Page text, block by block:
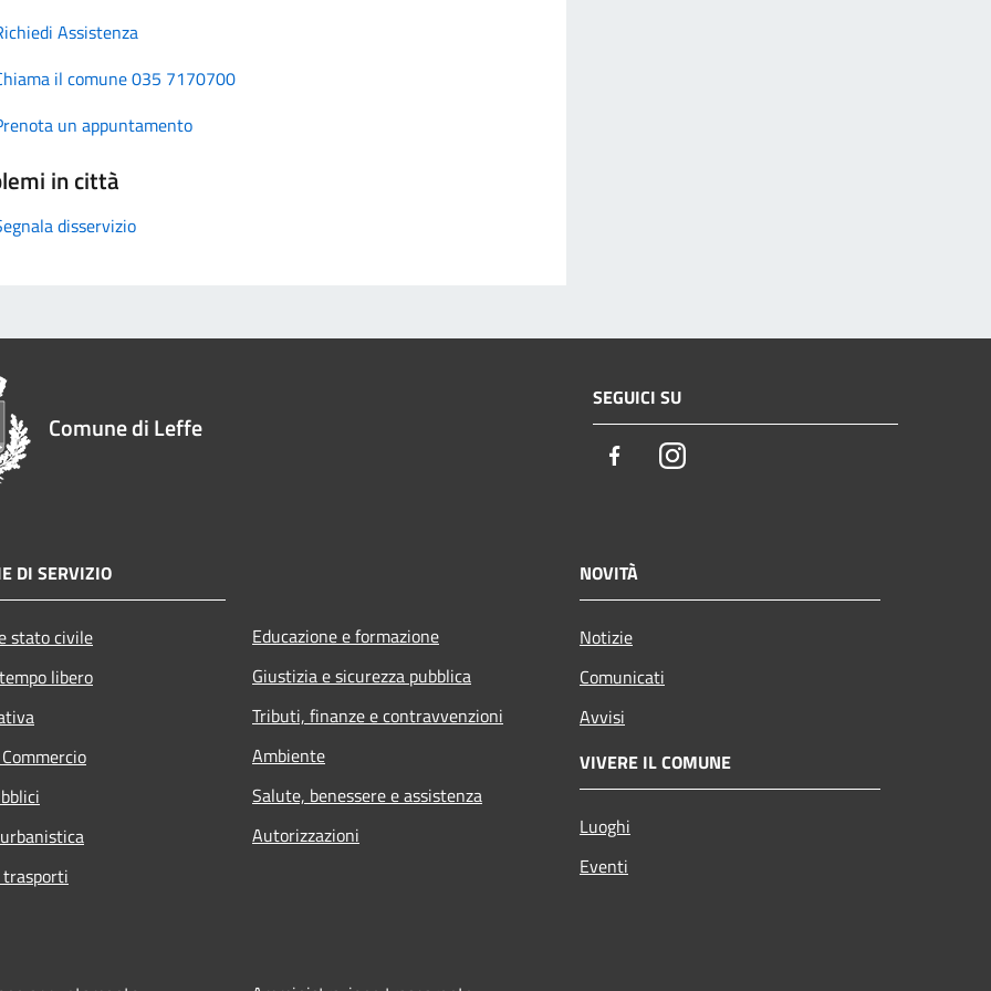
Assistenza
il comune 035 7170700
un appuntamento
in città
disservizio
Comune di Leffe
SEGUICI SU
FacebookInstagram
DI SERVIZIO
stato civile
libero
Educazione e formazione
Giustizia e sicurezza pubblica
Tributi, finanze e contravvenzioni
Ambiente
Salute, benessere e assistenza
Autorizzazioni
NOVITÀ
Notizie
Comunicati
Avvisi
VIVERE IL COMUNE
Luoghi
Eventi